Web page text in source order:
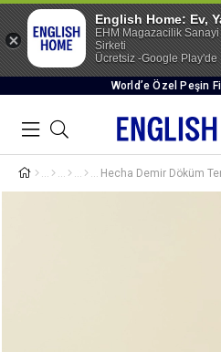
World’e Özel Peşin
Hecha Demir Döküm
English Home: Ev,
EHM Magazacilik Sanayi
Sirketi
Ücretsiz -Google Play'de